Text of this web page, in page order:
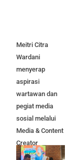
Meitri Citra
Wardani
menyerap
aspirasi
wartawan dan
pegiat media
sosial melalui
Media & Content
Creator
Gathering